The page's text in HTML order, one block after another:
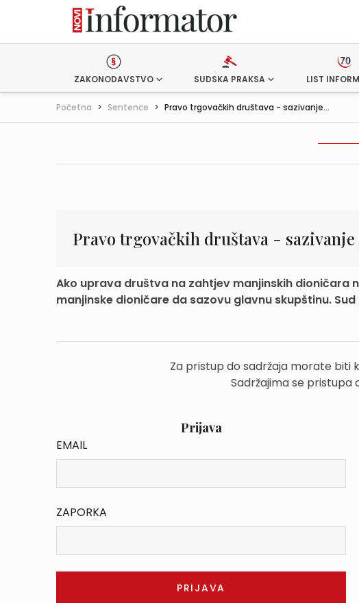
ZAKONODAVSTVO SUDSKA PRAKSA LIST
Početna > Sentence > Pravo trgovačkih društava - sazivanje...
Pravo trgovačkih društava -
Ako uprava društva na zahtjev manjinskih dioničara
manjinske dioničare da sazovu glavnu skupštinu. Sud
Za pristup do sadržaja morate biti
Sadržajima se pristupa
Prijava
EMAIL
ZAPORKA